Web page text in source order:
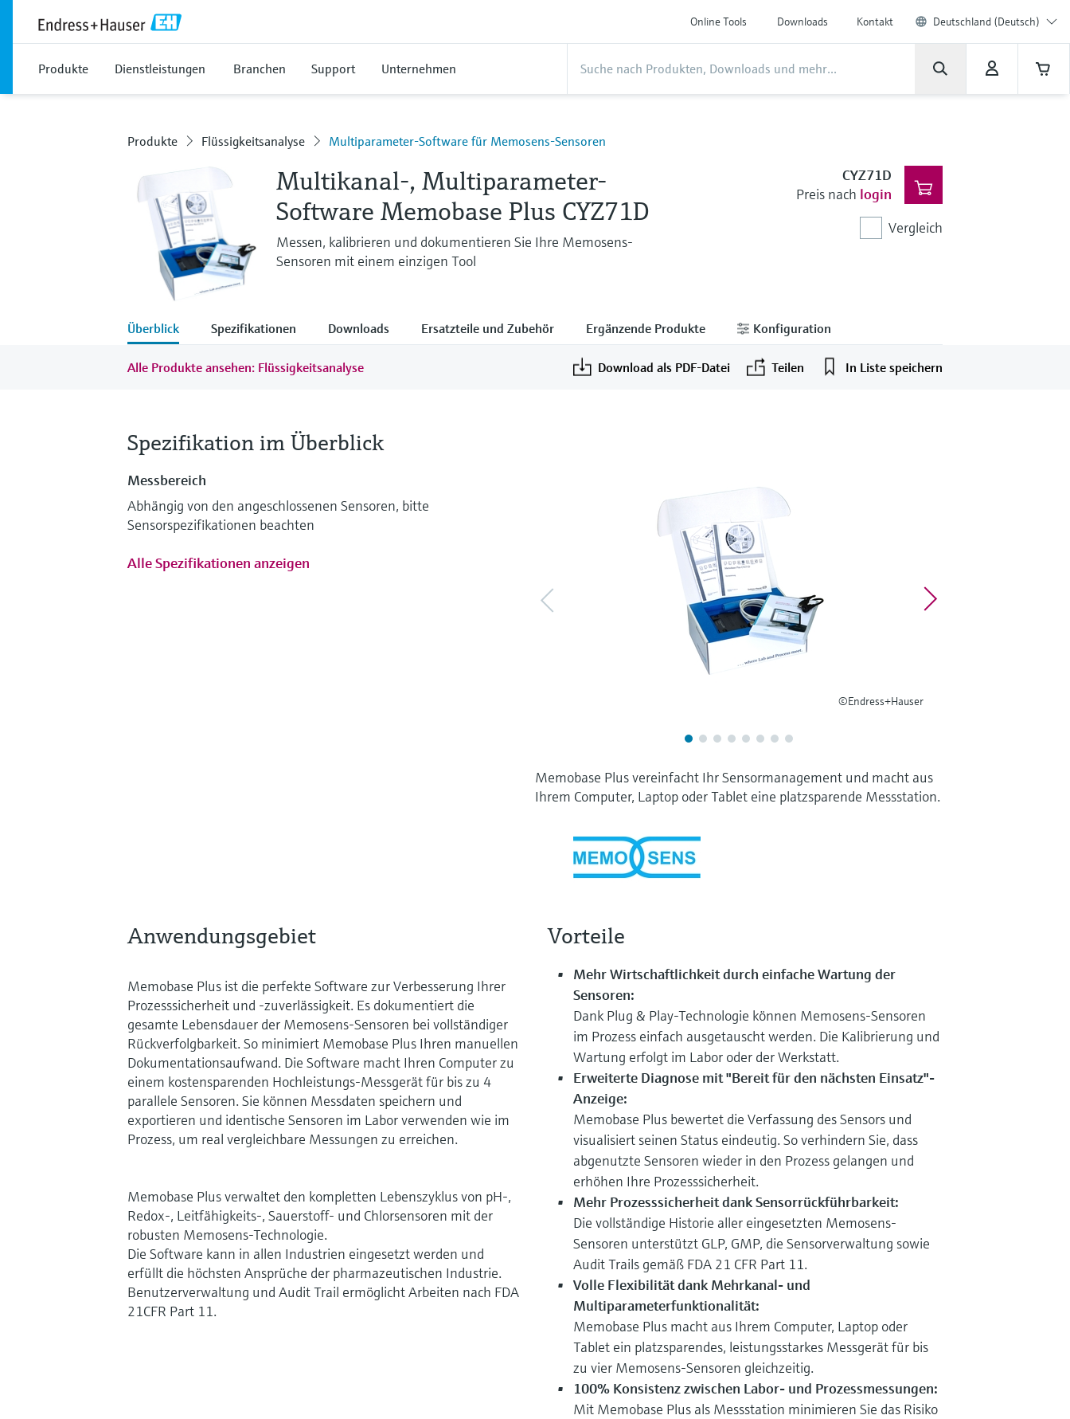
Online Tools Downloads Kontakt Deutschland (Deutsch)
Produkte Dienstleistungen Branchen Support Unternehmen
Produkte Flüssigkeitsanalyse Multiparameter-Software für Memosens-Sensoren
Multikanal-, Multiparameter-
Software Memobase Plus CYZ71D
Messen, kalibrieren und dokumentieren Sie Ihre Memosens-
Sensoren mit einem einzigen Tool
CYZ71D
Preis nach login
Vergleich
Überblick Spezifikationen Downloads Ersatzteile und Zubehör Ergänzende Produkte Konfiguration
Alle Produkte ansehen: Flüssigkeitsanalyse Download als PDF-Datei Teilen In Liste speichern
©Endress+Hauser
Memobase Plus vereinfacht Ihr Sensormanagement und macht aus
Ihrem Computer, Laptop oder Tablet eine platzsparende Messstation.
Spezifikation im Überblick
Messbereich
Abhängig von den angeschlossenen Sensoren, bitte
Sensorspezifikationen beachten
Alle Spezifikationen anzeigen
Anwendungsgebiet
Memobase Plus ist die perfekte Software zur Verbesserung Ihrer
Prozesssicherheit und -zuverlässigkeit. Es dokumentiert die
gesamte Lebensdauer der Memosens-Sensoren bei vollständiger
Rückverfolgbarkeit. So minimiert Memobase Plus Ihren manuellen
Dokumentationsaufwand. Die Software macht Ihren Computer zu
einem kostensparenden Hochleistungs-Messgerät für bis zu 4
parallele Sensoren. Sie können Messdaten speichern und
exportieren und identische Sensoren im Labor verwenden wie im
Prozess, um real vergleichbare Messungen zu erreichen.
Memobase Plus verwaltet den kompletten Lebenszyklus von pH-,
Redox-, Leitfähigkeits-, Sauerstoff- und Chlorsensoren mit der
robusten Memosens-Technologie.
Die Software kann in allen Industrien eingesetzt werden und
erfüllt die höchsten Ansprüche der pharmazeutischen Industrie.
Benutzerverwaltung und Audit Trail ermöglicht Arbeiten nach FDA
21CFR Part 11.
Vorteile
Mehr Wirtschaftlichkeit durch einfache Wartung der
Sensoren:
Dank Plug & Play-Technologie können Memosens-Sensoren
im Prozess einfach ausgetauscht werden. Die Kalibrierung und
Wartung erfolgt im Labor oder der Werkstatt.
Erweiterte Diagnose mit "Bereit für den nächsten Einsatz"-
Anzeige:
Memobase Plus bewertet die Verfassung des Sensors und
visualisiert seinen Status eindeutig. So verhindern Sie, dass
abgenutzte Sensoren wieder in den Prozess gelangen und
erhöhen Ihre Prozesssicherheit.
Mehr Prozesssicherheit dank Sensorrückführbarkeit:
Die vollständige Historie aller eingesetzten Memosens-
Sensoren unterstützt GLP, GMP, die Sensorverwaltung sowie
Audit Trails gemäß FDA 21 CFR Part 11.
Volle Flexibilität dank Mehrkanal- und
Multiparameterfunktionalität:
Memobase Plus macht aus Ihrem Computer, Laptop oder
Tablet ein platzsparendes, leistungsstarkes Messgerät für bis
zu vier Memosens-Sensoren gleichzeitig.
100% Konsistenz zwischen Labor- und Prozessmessungen:
Mit Memobase Plus als Messstation minimieren Sie das Risiko